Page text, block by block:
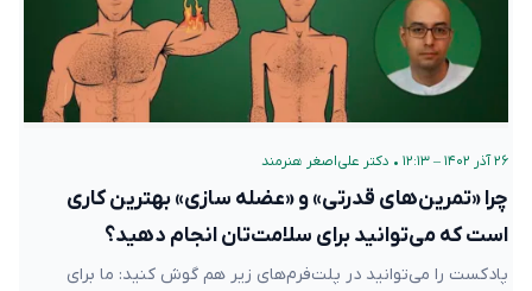
۲۶ آذر ۱۴۰۲ – ۱۲:۱۳ • دکتر علی‌اصغر هنرمند
چرا «تمرین‌های قدرتی» و «عضله سازی» بهترین کاری
است که می‌توانید برای سلامت‌تان انجام دهید؟
پادکست را می‌توانید در پلت‌فرم‌های زیر هم گوش کنید: ما برای